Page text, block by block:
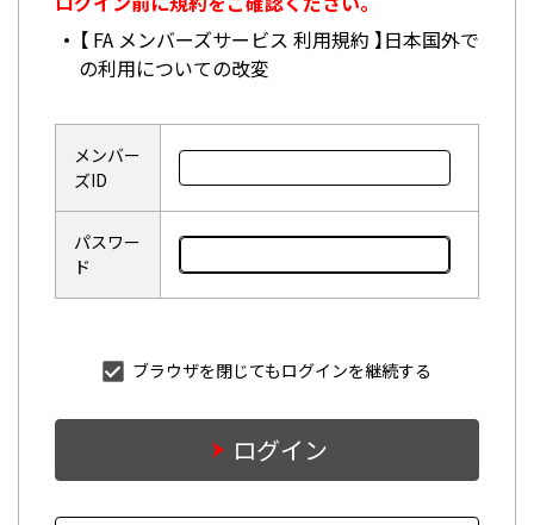
【 FA メンバーズサービス 利用規約 】日本国外で
の利用についての改変
メンバー
ズID
パスワー
ド
ブラウザを閉じてもログインを継続する
ログイン